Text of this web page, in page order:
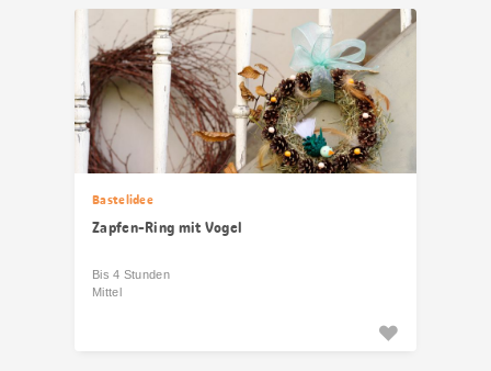
Bastelidee
Zapfen-Ring mit Vogel
Bis 4 Stunden
Mittel